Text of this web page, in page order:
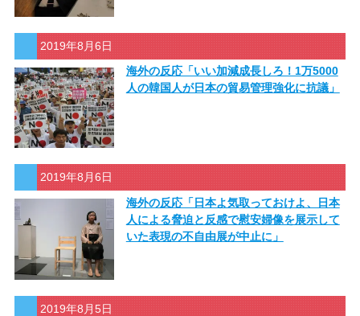
2019年8月6日
海外の反応「いい加減成長しろ！1万5000
人の韓国人が日本の貿易管理強化に抗議」
2019年8月6日
海外の反応「日本よ気取っておけよ、日本
人による脅迫と反感で慰安婦像を展示して
いた表現の不自由展が中止に」
2019年8月5日